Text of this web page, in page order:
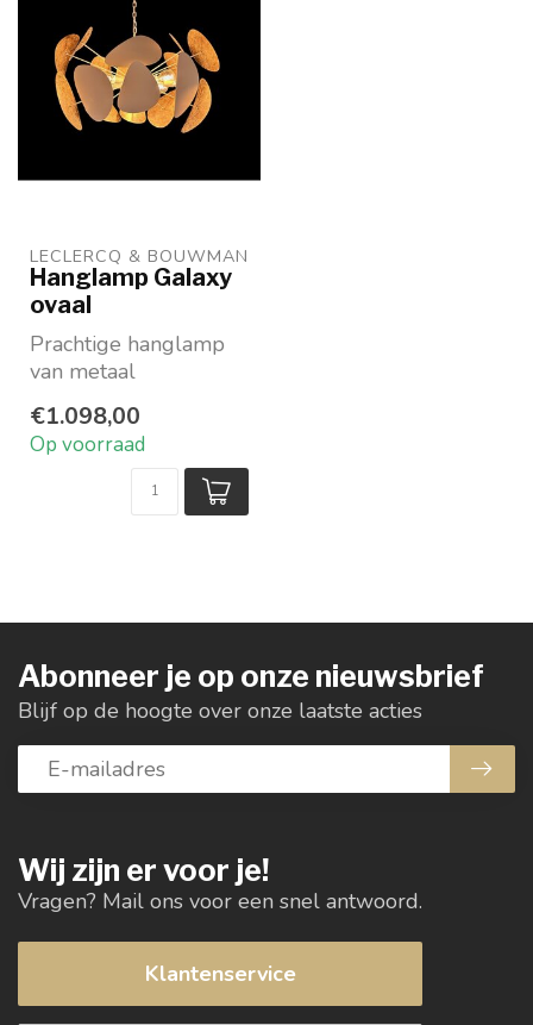
LECLERCQ & BOUWMAN
Hanglamp Galaxy
ovaal
Prachtige hanglamp
van metaal
Keuze uit 3 kleuren
Ook in rond ve...
€1.098,00
Op voorraad
Wij zijn er voor je!
Vragen? Mail ons voor een snel antwoord.
Klantenservice
Abonneer je op onze nieuwsbrief
Blijf op de hoogte over onze laatste acties